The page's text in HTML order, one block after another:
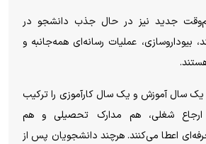
جدید نیز در حال جذب دانشجو در
بیوداروسازی، عملیات رسانه‌ای همه‌جانبه و
یک سال آموزش و یک سال کارآموزی را ترکیب
ارجاع شغلی، هم مدارک تحصیلی و هم
اعطا می‌کنند. هرچند دانشجویان پس از